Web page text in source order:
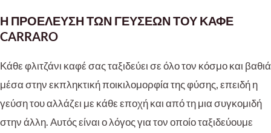
Η ΠΡΟΕΛΕΥΣΗ ΤΩΝ ΓΕΥΣΕΩΝ ΤΟΥ ΚΑΦΕ
CARRARO
Κάθε φλιτζάνι καφέ σας ταξιδεύει σε όλο τον κόσμο και βαθιά
μέσα στην εκπληκτική ποικιλομορφία της φύσης, επειδή η
γεύση του αλλάζει με κάθε εποχή και από τη μια συγκομιδή
στην άλλη. Αυτός είναι ο λόγος για τον οποίο ταξιδεύουμε